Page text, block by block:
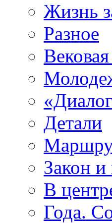
Жизнь
Разное
Детали
Закон и
В
Года.